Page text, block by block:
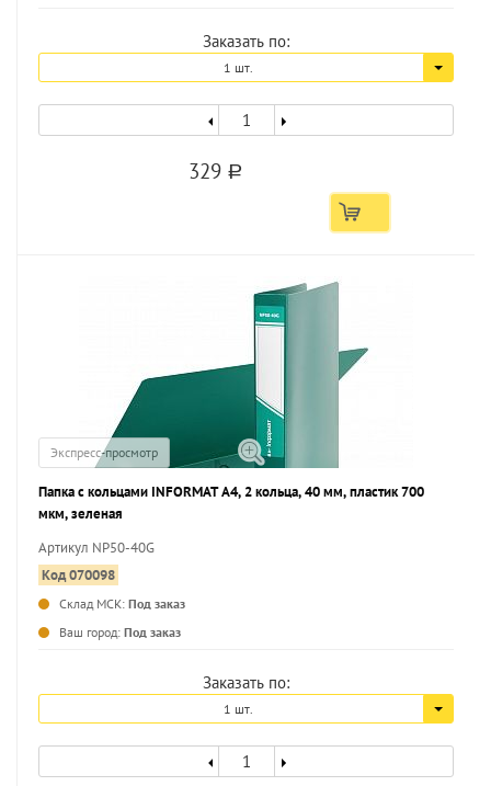
Заказать по:
1 шт.
329 a
Экспресс-просмотр
Папка с кольцами INFORMAT А4, 2 кольца, 40 мм, пластик 700
мкм, зеленая
Артикул NP50-40G
Код 070098
Склад МСК: Под заказ
Ваш город: Под заказ
Заказать по:
1 шт.